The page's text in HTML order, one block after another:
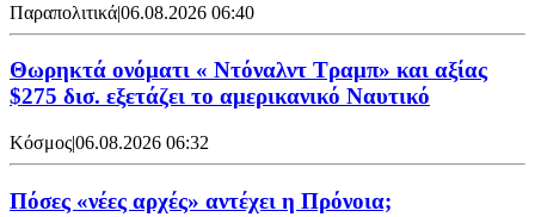
Παραπολιτικά|06.08.2026 06:40
Θωρηκτά ονόματι « Ντόναλντ Τραμπ» και αξίας
$275 δισ. εξετάζει το αμερικανικό Ναυτικό
Κόσμος|06.08.2026 06:32
Πόσες «νέες αρχές» αντέχει η Πρόνοια;